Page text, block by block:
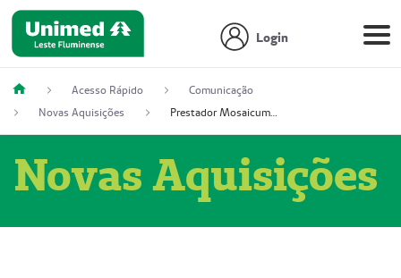
Login
Acesso Rápido
Comunicação
Novas Aquisições
Prestador Mosaicum Espaço Clínico Eireli (51004355-5)
Novas Aquisições